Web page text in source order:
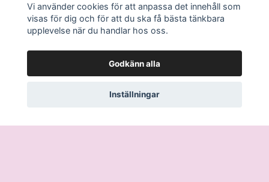
Köpvillkor
Ångra köp / Retur
Vi använder cookies för att anpassa det innehåll som
visas för dig och för att du ska få bästa tänkbara
upplevelse när du handlar hos oss.
Godkänn alla
Inställningar